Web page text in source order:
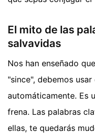
El mito de las
salvavidas
Nos han enseñado
"since", debemos
automáticamente. Es
frena. Las palabras
ellas, te quedarás